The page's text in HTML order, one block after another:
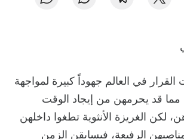
في العالم جهوداً كبيرة لمواجهة
مما قد يحرمهن من إيجاد الوقت
لكن الغريزة الأنثوية تطغوا داخلهن
الرفيعة، فيسابقن الزمن